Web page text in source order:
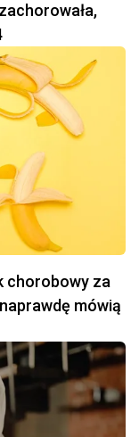
chorobowy za
mówią